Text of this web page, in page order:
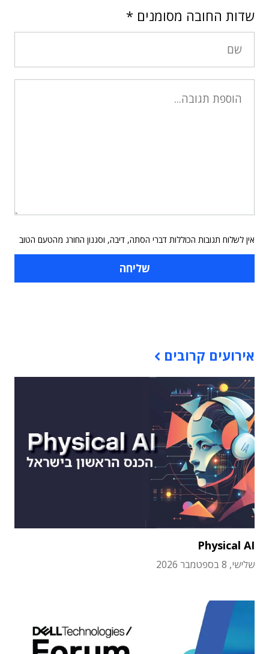
שדות החובה מסומנים *
אין לשלוח תגובות הכוללות דברי הסתה, דיבה, וסגנון החורג מהטעם הטוב
אירועים קרובים
Physical AI
שלישי, 8 בספטמבר 2026